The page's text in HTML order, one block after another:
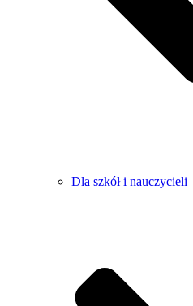
Dla szkół i nauczycieli